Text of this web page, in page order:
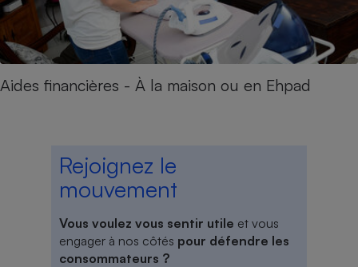
Aides financières - À la maison ou en Ehpad
Rejoignez le
mouvement
Vous voulez vous sentir utile et vous
engager à nos côtés pour défendre les
consommateurs ?